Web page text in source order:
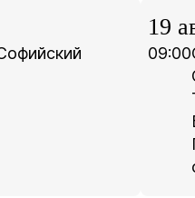
19
09:00